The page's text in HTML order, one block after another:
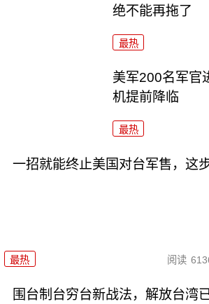
绝不能再拖了
最热
美军200名军官
机提前降临
最热
一招就能终止美国对台军售，这
最热 阅读
围台制台穷台新战法，解放台湾